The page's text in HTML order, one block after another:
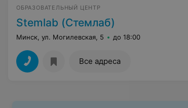
ОБРАЗОВАТЕЛЬНЫЙ ЦЕНТР
Stemlab (Стемлаб)
Минск, ул. Могилевская, 5 до 18:00
Все адреса